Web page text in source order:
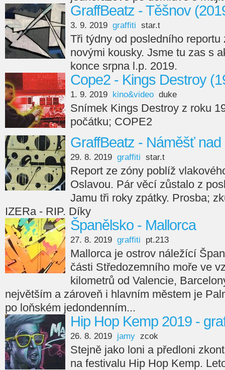
GraffBeatz - Těšnov
3. 9. 2019 graffiti star.t
Tři týdny od posledního reportu
novými kousky. Jsme tu zas s
konce srpna l.p. 2019.
Cope2 - Kings Destroy
1. 9. 2019 kino&video duke
Snímek Kings Destroy z roku
počátku; COPE2
GraffBeatz - Náměšť
29. 8. 2019 graffiti star.t
Report ze zóny poblíž
Oslavou. Pár věcí zůstalo z
Jamu tři roky zpátky. Prosba;
IZERa - RIP. Díky
Španělsko - Mallorca
27. 8. 2019 graffiti pt.213
Mallorca je ostrov náležící
části Středozemního moře ve
kilometrů od Valencie,
největším a zároveň i hlavním městem je
po loňském jedondenním...
Hip Hop Kemp 2019 -
26. 8. 2019 jamy zcok
Stejně jako loni a předloni
na festivalu Hip Hop Kemp.